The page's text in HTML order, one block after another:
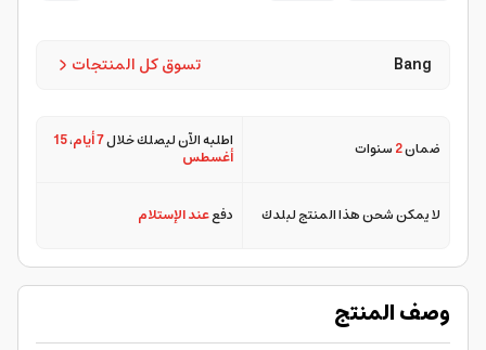
تسوق كل المنتجات Bang
ضمان2سنوات اطلبه الآن ليصلك خلال7 أيام ،15
أغسطس
لا يمكن شحن هذا المنتج لبلدك دفععند الإستلام
وصف المنتج